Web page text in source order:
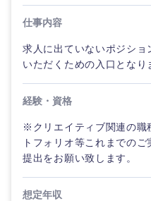
仕事内容
求人に出ていないポジシ
いただくための入口となり
経験・資格
※クリエイティブ関連の職
トフォリオ等これまでの
提出をお願い致します。
想定年収